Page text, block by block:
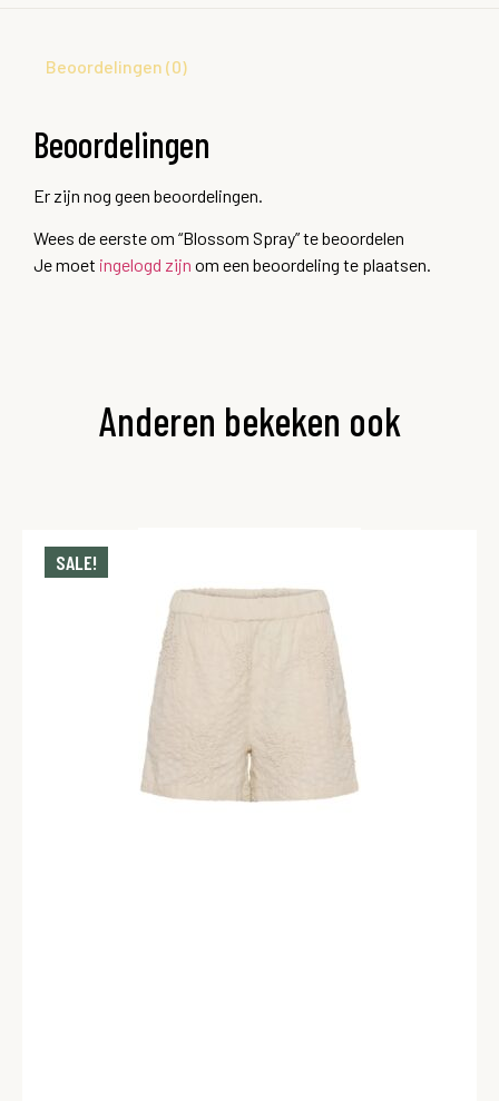
Beoordelingen (0)
Beoordelingen
Er zijn nog geen beoordelingen.
Wees de eerste om “Blossom Spray” te beoordelen
Je moet ingelogd zijn om een beoordeling te plaatsen.
Anderen bekeken ook
SALE!